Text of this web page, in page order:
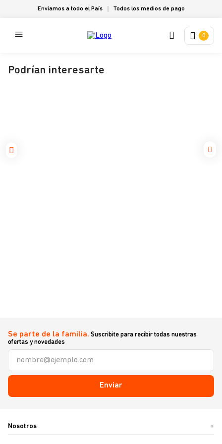
Enviamos a todo el País Todos los medios de pago
0
Podrían interesarte
Se parte de la familia. Suscribite para recibir todas nuestras
ofertas y novedades
Enviar
Nosotros +